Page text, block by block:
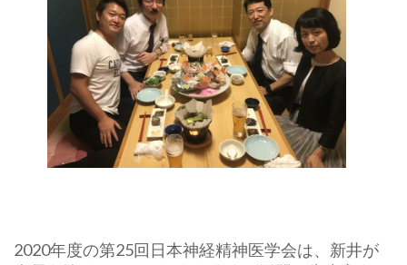
2020年度の第25回日本神経精神医学会は、新井が